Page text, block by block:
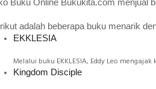
Buku Online Bukukita.com menjual
adalah beberapa buku menarik
EKKLESIA
Melalui buku EKKLESIA, Eddy Leo
Kingdom Disciple